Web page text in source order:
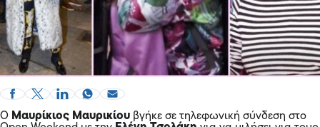
Ο Μαυρίκιος Μαυρικίου βγήκε σε τηλεφωνική σύνδεση στο